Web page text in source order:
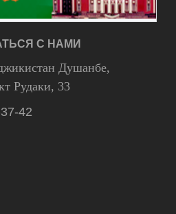
С НАМИ
Душанбе,
Рудаки, 33
42